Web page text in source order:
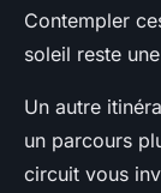
Contempler
soleil reste
Un autre
un parcours
circuit vous